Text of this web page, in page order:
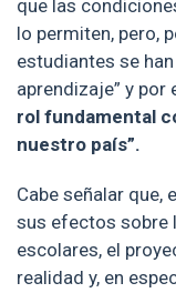
que las
lo permiten, pero,
estudiantes se
aprendizaje” y por
rol fundamental
nuestro país”.
Cabe señalar que,
sus efectos sobre
escolares, el
realidad y, en